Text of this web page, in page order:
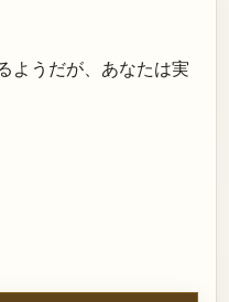
ようだが、あなたは実